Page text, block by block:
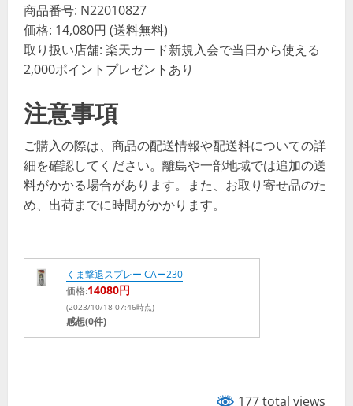
商品番号: N22010827
価格: 14,080円 (送料無料)
取り扱い店舗: 楽天カード新規入会で当日から使える
2,000ポイントプレゼントあり
注意事項
ご購入の際は、商品の配送情報や配送料についての詳
細を確認してください。離島や一部地域では追加の送
料がかかる場合があります。また、お取り寄せ品のた
め、出荷までに時間がかかります。
くま撃退スプレー CAー230
価格:14080円
(2023/10/18 07:46時点)
感想(0件)
177 total views